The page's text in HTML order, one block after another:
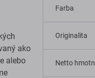
ako
alebo
Farba
Originalita
Netto